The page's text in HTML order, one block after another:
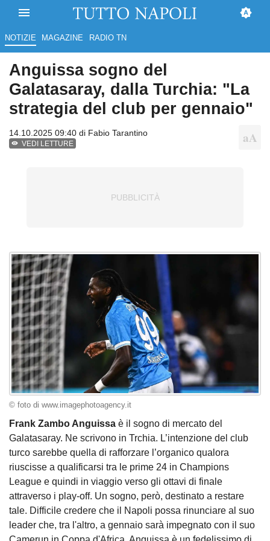
NOTIZIE MAGAZINE RADIO TN
Anguissa sogno del
Galatasaray, dalla Turchia: "La
strategia del club per gennaio"
14.10.2025 09:40 di Fabio Tarantino
VEDI LETTURE
© foto di www.imagephotoagency.it
Frank Zambo Anguissa è il sogno di mercato del
Galatasaray. Ne scrivono in Trchia. L’intenzione del club
turco sarebbe quella di rafforzare l’organico qualora
riuscisse a qualificarsi tra le prime 24 in Champions
League e quindi in viaggio verso gli ottavi di finale
attraverso i play-off. Un sogno, però, destinato a restare
tale. Difficile credere che il Napoli possa rinunciare al suo
leader che, tra l'altro, a gennaio sarà impegnato con il suo